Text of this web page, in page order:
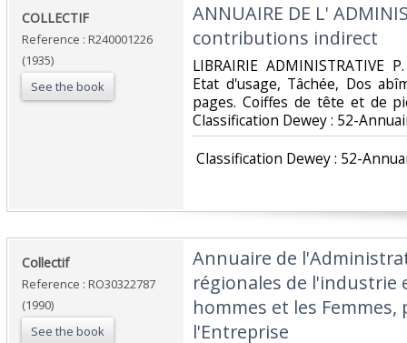
‎COLLECTIF‎
Reference : R240001226
(1935)
See the book
‎ANNUAIRE DE L'
contributions indirect‎
‎LIBRAIRIE ADMINISTRATIVE
Etat d'usage, Tâchée, Dos
pages. Coiffes de tête et de
Classification Dewey : 52-
Classification Dewey : 52-
‎Collectif‎
Reference : RO30322787
(1990)
See the book
‎Annuaire de
régionales de l'industrie
hommes et les
l'Entreprise‎